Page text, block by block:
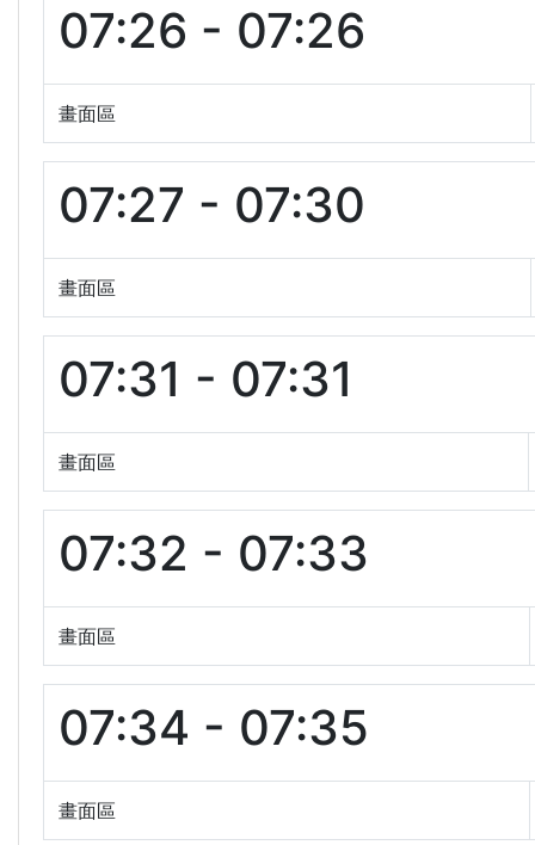
07:26 - 07:26
畫面區
07:27 - 07:30
畫面區
07:31 - 07:31
畫面區
07:32 - 07:33
畫面區
07:34 - 07:35
畫面區